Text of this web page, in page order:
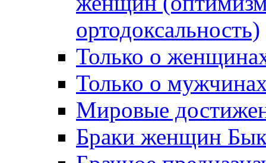
ортодоксальность)
Только о
Только о
Мировые
Браки женщин